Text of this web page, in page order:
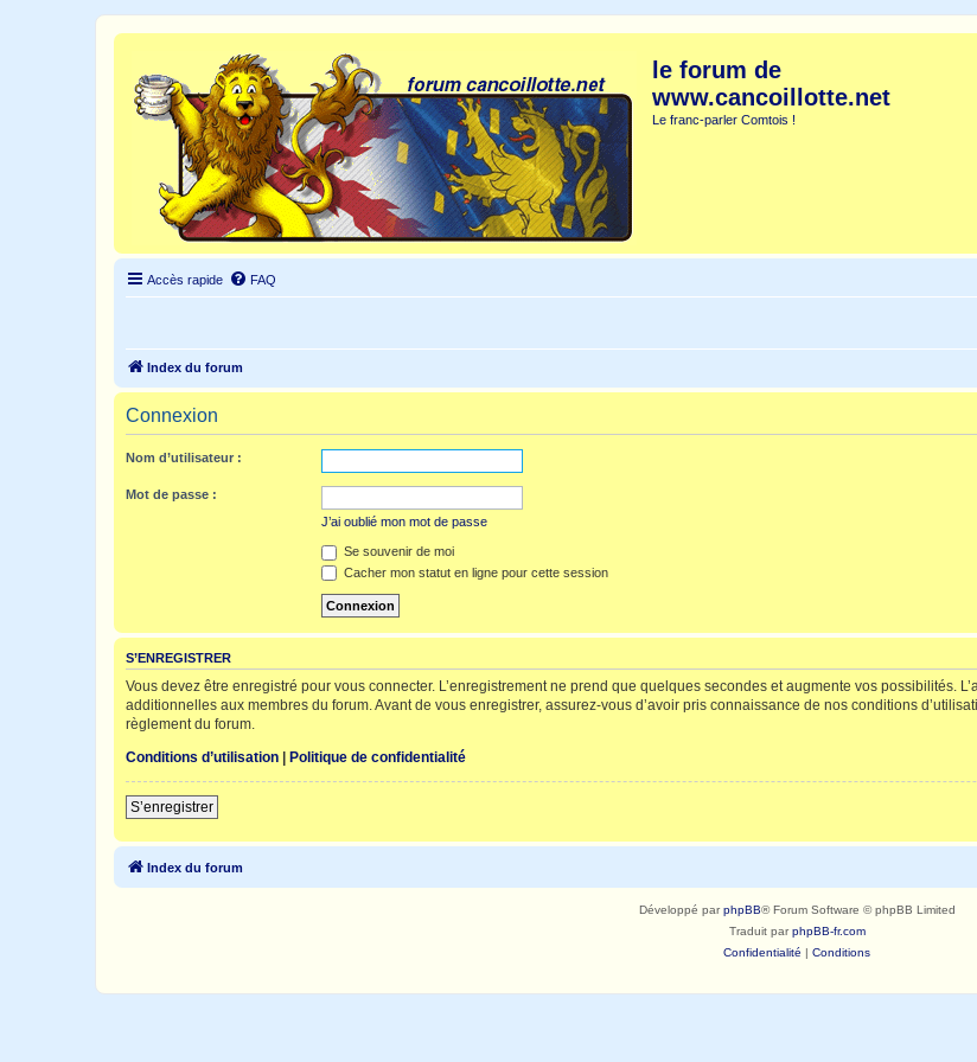
le forum de
www.cancoillotte.net
Le franc-parler Comtois !
Accès rapide FAQ
Index du forum
Connexion
Nom d’utilisateur :
Mot de passe :
J’ai oublié mon mot de passe
Se souvenir de moi
Cacher mon statut en ligne pour cette session
S’ENREGISTRER
Vous devez être enregistré pour vous connecter. L’enregistrement ne prend que quelques secondes et augmente vos possibilités.
additionnelles aux membres du forum. Avant de vous enregistrer, assurez-vous d’avoir pris connaissance de nos conditions
règlement du forum.
Conditions d’utilisation | Politique de confidentialité
S’enregistrer
Index du forum
Développé parphpBB® Forum Software © phpBB Limited
Traduit parphpBB-fr.com
Confidentialité | Conditions